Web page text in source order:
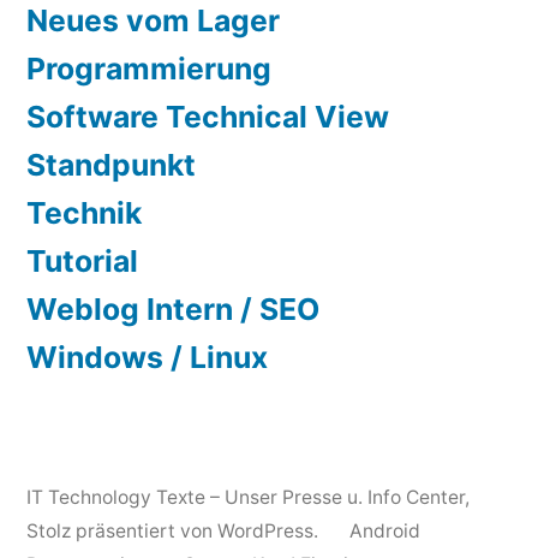
Neues vom Lager
Programmierung
Software Technical View
Standpunkt
Technik
Tutorial
Weblog Intern / SEO
Windows / Linux
IT Technology Texte – Unser Presse u. Info Center,
Stolz präsentiert von WordPress.
Android